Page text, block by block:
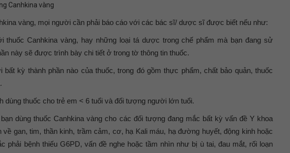
Canhkina vàng
vàng, mọi người cần phải báo cáo với các bác sĩ/ dược sĩ được biết nếu như:
thuốc Canhkina vàng, hay những loại tá dược trong chế phẩm mà bạn đang sử
này sẽ được trình bày chi tiết ở trong tờ thông tin thuốc.
kỳ thành phần nào của thuốc, trong đó gồm thực phẩm, chất bảo quản, thuốc
dùng thuốc cho trẻ em < 6 tuổi và đối tượng người lớn tuổi.
dùng thuốc Canhkina vàng cho các đối tượng đang mắc bất kỳ vấn đề Y khoa
về gan, tim, thần kinh, trầm cảm, cơ, hạ Kali máu, hạ đường huyết, động kinh hoặc
phải bệnh thiếu G6PD, vấn đề nghe hoặc tầm nhìn như bị ù tai, đau mắt, rối loạn